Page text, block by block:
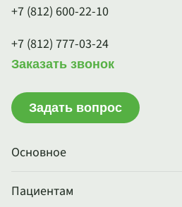
Основное
Пациентам
+7 (812) 600-22-10
+7 (812) 777-03-24
Заказать звонок
Задать вопрос